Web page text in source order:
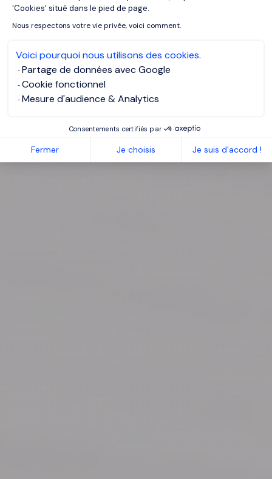
'Cookies' situé dans le pied de page.
Nous respectons votre vie privée, voici comment.
Voici pourquoi nous utilisons des cookies.
Partage de données avec Google
Cookie fonctionnel
Mesure d'audience & Analytics
Consentements certifiés par
Fermer Je choisis Je suis d'accord !